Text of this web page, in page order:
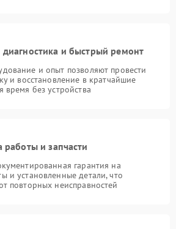
диагностика и быстрый ремонт
и опыт позволяют провести
и восстановление в кратчайшие
без устройства
работы и запчасти
гарантия на
и установленные детали, что
повторных неисправностей